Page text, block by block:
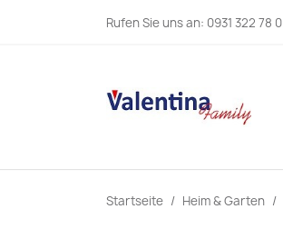
Rufen Sie uns an: 0931 322 78 0
Startseite Heim & Garten